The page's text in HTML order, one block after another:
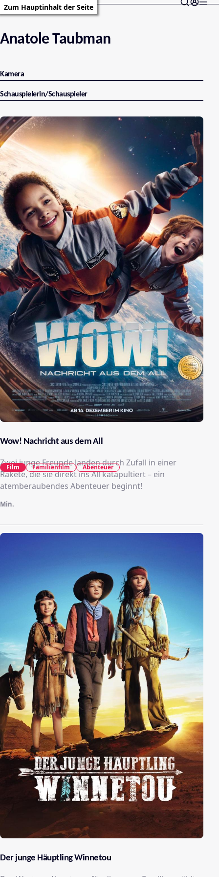
Zum Hauptinhalt der Seite
Anatole Taubman
Kamera
Schauspielerin/Schauspieler
Wow! Nachricht aus dem All
Zwei junge Freunde landen durch Zufall in einer
Rakete, die sie direkt ins All katapultiert – ein
atemberaubendes Abenteuer beginnt!
Min.
Film Familienfilm Abenteuer
Der junge Häuptling Winnetou